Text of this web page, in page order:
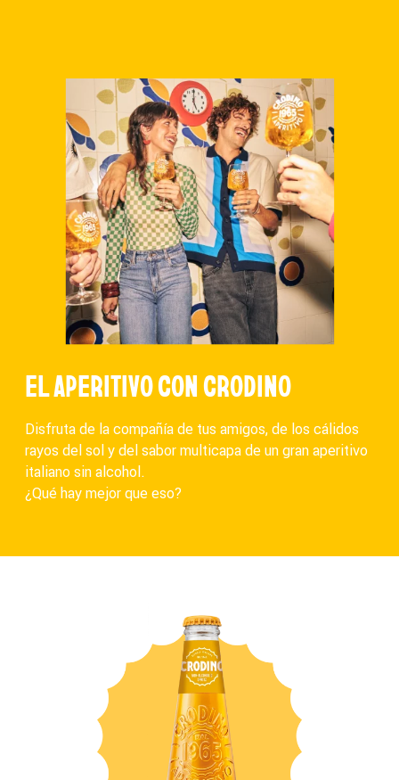
EL APERITIVO CON CRODINO
Disfruta de la compañía de tus amigos, de los cálidos
rayos del sol y del sabor multicapa de un gran aperitivo
italiano sin alcohol.
¿Qué hay mejor que eso?